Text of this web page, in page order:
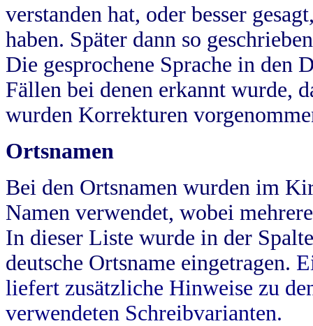
verstanden hat, oder besser
haben. Später dann so
Die gesprochene Sprache in
Fällen bei denen erkannt wurde,
wurden Korrekturen
Ortsnamen
Bei den Ortsnamen wurden im
Namen verwendet, wobei
In dieser Liste wurde in der
deutsche Ortsname eingetragen.
liefert zusätzliche Hinweise zu
verwendeten Schreibvarianten.